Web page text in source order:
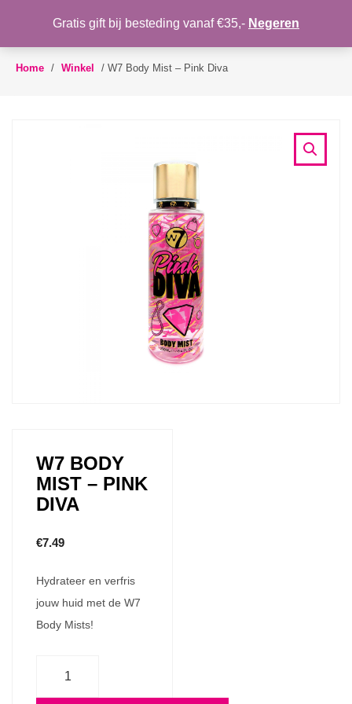
Toggle
WENSLIJST
Home / Winkel / W7 Body Mist – Pink Diva
W7 BODY
MIST – PINK
DIVA
€7.49
Hydrateer en verfris
jouw huid met de W7
Body Mists!
Gratis gift bij besteding vanaf €35,- Negeren